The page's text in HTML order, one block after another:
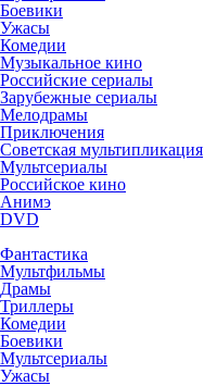
Боевики
Ужасы
Комедии
Музыкальное кино
Российские сериалы
Зарубежные сериалы
Мелодрамы
Приключения
Советская мультипликация
Мультсериалы
Российское кино
Анимэ
DVD
Фантастика
Мультфильмы
Драмы
Триллеры
Комедии
Боевики
Мультсериалы
Ужасы